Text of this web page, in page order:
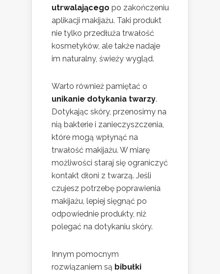
utrwalającego po zakończeniu
aplikacji makijażu. Taki produkt
nie tylko przedłuża trwałość
kosmetyków, ale także nadaje
im naturalny, świeży wygląd.
Warto również pamiętać o
unikanie dotykania twarzy.
Dotykając skóry, przenosimy na
nią bakterie i zanieczyszczenia,
które mogą wpłynąć na
trwałość makijażu. W miarę
możliwości staraj się ograniczyć
kontakt dłoni z twarzą. Jeśli
czujesz potrzebę poprawienia
makijażu, lepiej sięgnąć po
odpowiednie produkty, niż
polegać na dotykaniu skóry.
Innym pomocnym
rozwiązaniem są bibułki